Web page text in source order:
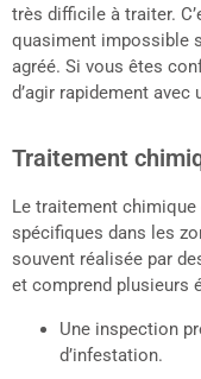
très difficile à traiter.
quasiment impossible
agréé. Si vous êtes
d’agir rapidement
Traitement
Le traitement
spécifiques dans les
souvent réalisée par
et comprend plusieurs
Une inspection
d’infestation.